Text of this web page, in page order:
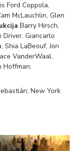
Ford Coppola,
McLauchlin, Glen
Barry Hirsch,
Driver, Giancarlo
Shia LaBeouf, Jon
VanderWaal,
Hoffman,
New York